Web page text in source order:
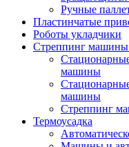
Ручные
Пластинчатые
Роботы укладчики
Стреппинг
машины
машины
Стреппинг
Термоусадка